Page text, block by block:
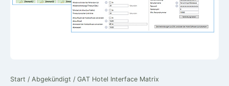
Start / Abgekündigt / GAT Hotel Interface Matrix